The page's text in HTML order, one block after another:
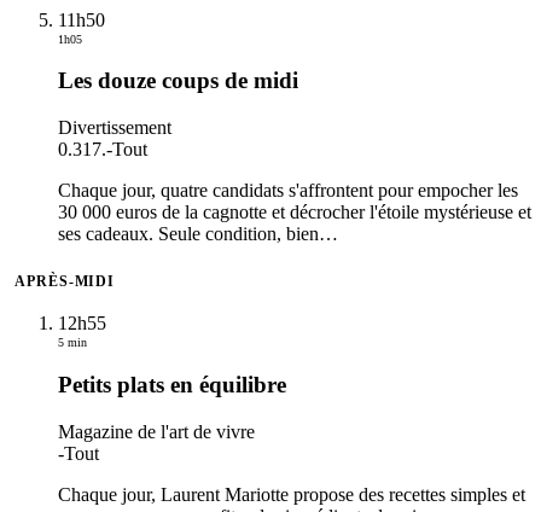
11h50
1h05
Les douze coups de midi
Divertissement
0.317.-Tout
Chaque jour, quatre candidats s'affrontent pour empocher les
30 000 euros de la cagnotte et décrocher l'étoile mystérieuse et
ses cadeaux. Seule condition, bien…
APRÈS-MIDI
12h55
5 min
Petits plats en équilibre
Magazine de l'art de vivre
-Tout
Chaque jour, Laurent Mariotte propose des recettes simples et